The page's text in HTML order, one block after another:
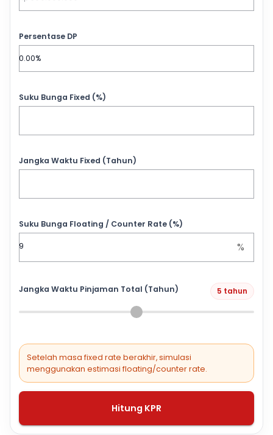
Persentase DP
Suku Bunga Fixed (%)
Jangka Waktu Fixed (Tahun)
Suku Bunga Floating / Counter Rate (%)
%
Jangka Waktu Pinjaman Total (Tahun) 5 tahun
Setelah masa fixed rate berakhir, simulasi
menggunakan estimasi floating/counter rate.
Hitung KPR